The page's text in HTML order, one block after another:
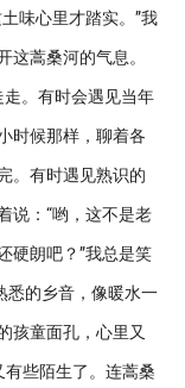
味心里才踏实。”我
这蒿桑河的气息。
。有时会遇见当年
时候那样，聊着各
。有时遇见熟识的
说：“哟，这不是老
硬朗吧？”我总是笑
悉的乡音，像暖水一
孩童面孔，心里又
些陌生了。连蒿桑